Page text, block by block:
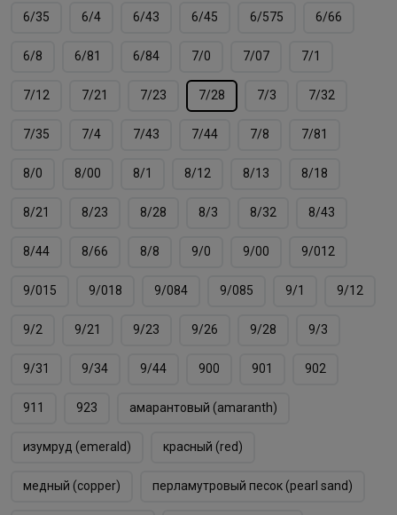
6/35 6/4 6/43 6/45 6/575 6/66
6/8 6/81 6/84 7/0 7/07 7/1
7/12 7/21 7/23 7/28 7/3 7/32
7/35 7/4 7/43 7/44 7/8 7/81
8/0 8/00 8/1 8/12 8/13 8/18
8/21 8/23 8/28 8/3 8/32 8/43
8/44 8/66 8/8 9/0 9/00 9/012
9/015 9/018 9/084 9/085 9/1 9/12
9/2 9/21 9/23 9/26 9/28 9/3
9/31 9/34 9/44 900 901 902
911 923 амарантовый (amaranth)
изумруд (emerald) красный (red)
медный (copper) перламутровый песок (pearl sand)